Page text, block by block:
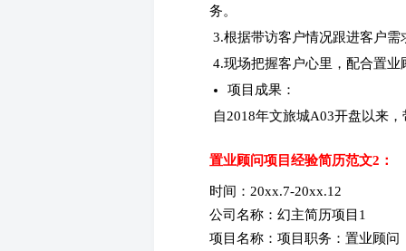
务。
3.根据带访客户情况跟进客户
4.现场把握客户心里，配合置
项目成果：
自2018年文旅城A03开盘以来
置业顾问项目经验简历范文2：
时间：20xx.7-20xx.12
公司名称：幻主简历项目1
项目名称：项目职务：置业顾